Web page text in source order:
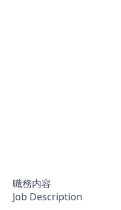
職務内容
Job Description